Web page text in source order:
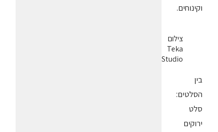
וקינוחים.
צילום
Teka
Studio
בין
הסלטים:
סלט
ירוקים